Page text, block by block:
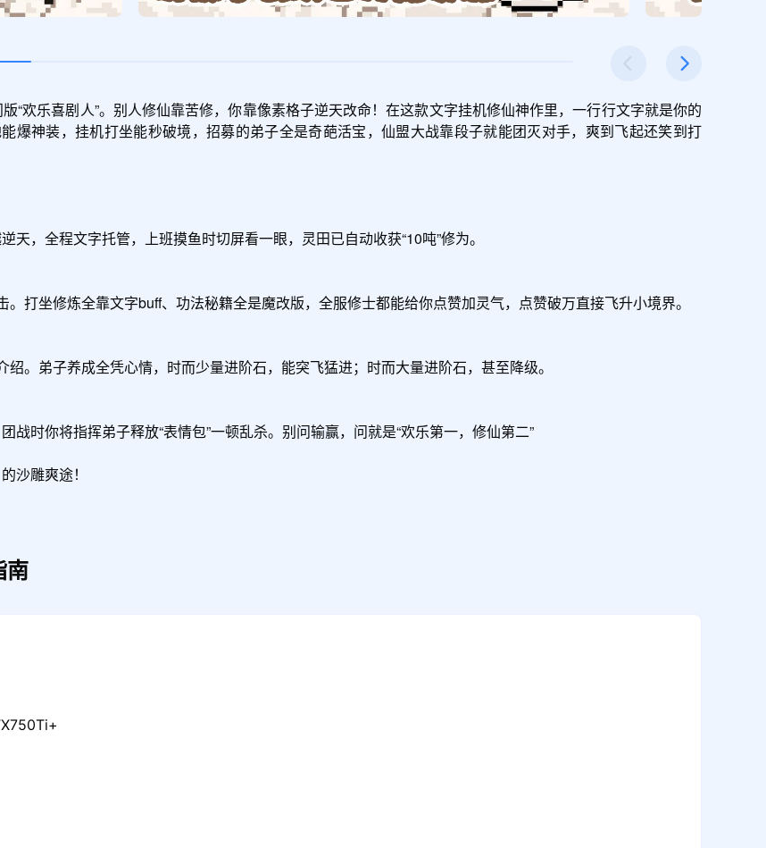
“欢乐喜剧人”。别人修仙靠苦修，你靠像素格子逆天改命！在这款文字挂机修仙神作里，一行行文字就是你的
神装，挂机打坐能秒破境，招募的弟子全是奇葩活宝，仙盟大战靠段子就能团灭对手，爽到飞起还笑到打
，全程文字托管，上班摸鱼时切屏看一眼，灵田已自动收获“10吨”修为。
打坐修炼全靠文字buff、功法秘籍全是魔改版，全服修士都能给你点赞加灵气，点赞破万直接飞升小境界。
。弟子养成全凭心情，时而少量进阶石，能突飞猛进；时而大量进阶石，甚至降级。
时你将指挥弟子释放“表情包”一顿乱杀。别问输赢，问就是“欢乐第一，修仙第二”
沙雕爽途！
南